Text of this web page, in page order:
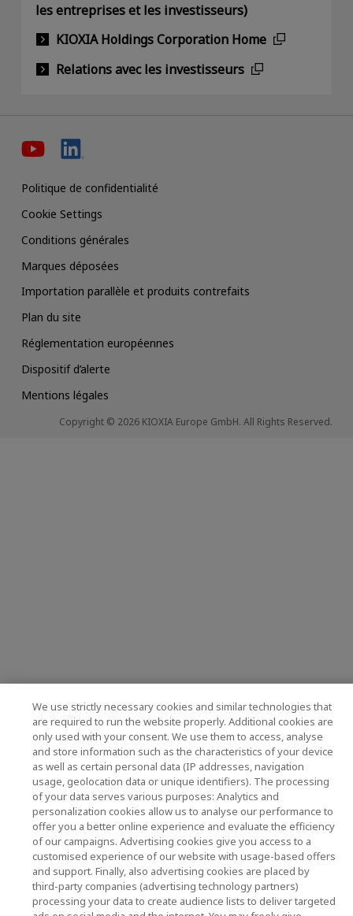
les entreprises et les investisseurs)
KIOXIA Holdings Corporation Home
Relations avec les investisseurs
Politique de confidentialité
Cookie Settings
Conditions générales
Marques déposées
Importation parallèle et produits contrefaits
Plan du site
Réglementation européennes
Dispositif d’alerte
Mentions légales
Copyright © 2026 KIOXIA Europe GmbH. All Rights Reserved.
We use strictly necessary cookies and similar technologies that
are required to run the website properly. Additional cookies are
only used with your consent. We use them to access, analyse
and store information such as the characteristics of your device
as well as certain personal data (IP addresses, navigation
usage, geolocation data or unique identifiers). The processing
of your data serves various purposes: Analytics and
personalization cookies allow us to analyse our performance to
offer you a better online experience and evaluate the efficiency
of our campaigns. Advertising cookies give you access to a
customised experience of our website with usage-based offers
and support. Finally, also advertising cookies are placed by
third-party companies (advertising technology partners)
processing your data to create audience lists to deliver targeted